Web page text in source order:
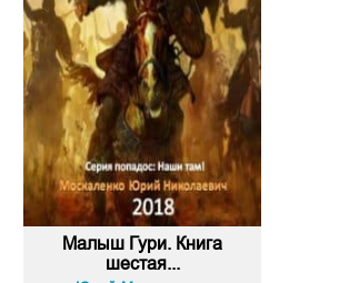
Малыш Гури. Книга
шестая...